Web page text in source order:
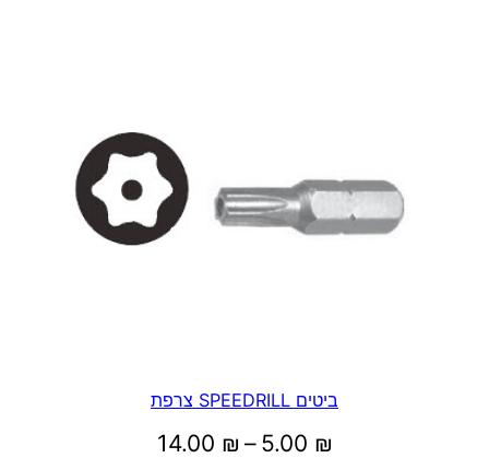
ביטים SPEEDRILL צרפת
5.00 ₪
–
14.00 ₪